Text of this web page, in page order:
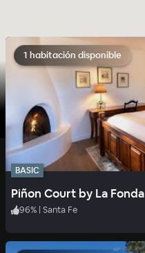
1 habitación disponible
BASIC
Piñon Court by La Fonda
96% | Santa Fe